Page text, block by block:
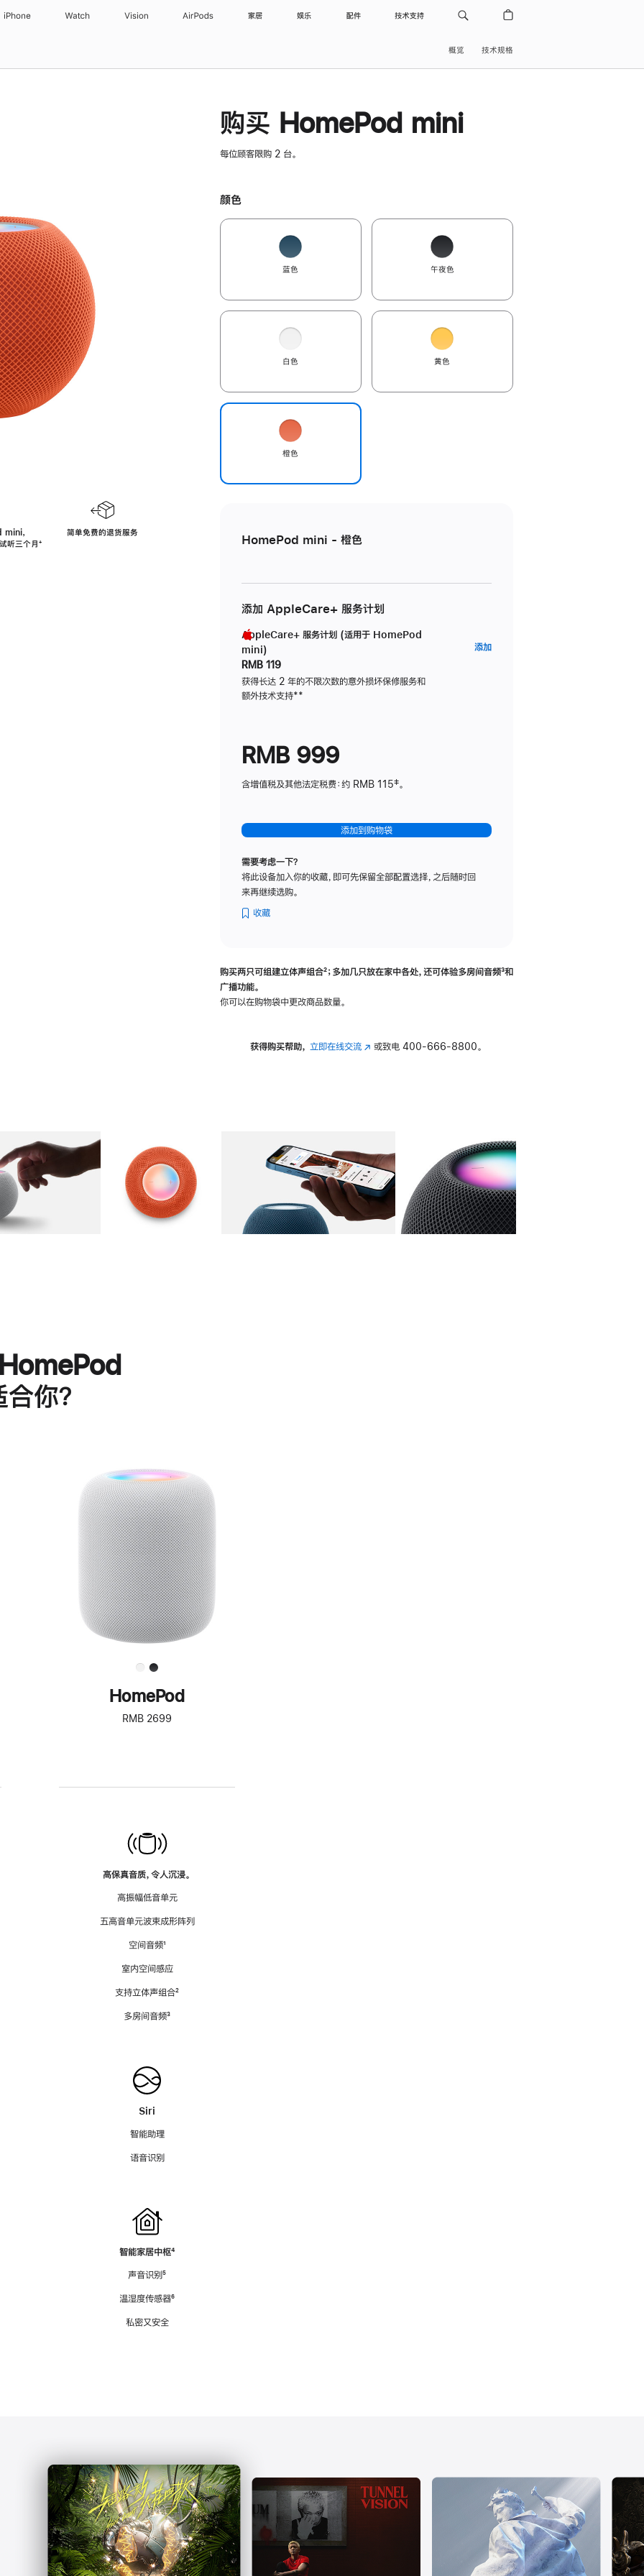
iPhone Watch Vision AirPods 家居 娱乐 配件 技术支持
概览 技术规格
，
听三个月脚
⁺
简单免费的退货服务
购买 HomePod mini
每位顾客限购 2 台。
颜色
蓝色 午夜色
白色 黄色
橙色
HomePod mini - 橙色
添加 AppleCare+ 服务计划
AppleCare+ 服务计划 (适用于 HomePod
mini)
RMB 119
获得长达 2 年的不限次数的意外损坏保修服务和
额外技术支持脚
**
添加AppleCare+
RMB 999
含增值税及其他法定税费：约 RMB 115‡。
添加到购物袋
需要考虑一下？
将此设备加入你的收藏，即可先保留全部配置选择，之后随时回
来再继续选购。
收藏
购买两只可组建立体声组合脚
²；多加几只放在家中各处，还可体验多‍房‍间音频脚
³和
广播功能。
你可以在购物袋中更改商品数量。
获得购买帮助， 立即在线交流(在 或致电 400-666-8800。
图库 图像 图库 图像 图库 图像 4 图库 图像 5
你？
进
一
步
了
解
HomePod<
HomePod
RMB 2699
高保真音质，令人沉浸。
高振幅低音单元
五高音单元波束成形阵列
空间音频脚
¹
室内空间感应
支持立体声组合脚
²
多房间音频脚
³
Siri
智能助理
语音识别
智能家居中枢脚
⁴
声音识别脚
⁵
温湿度传感器脚
⁶
私密又安全